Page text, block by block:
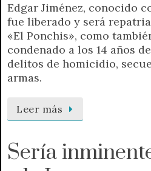
Edgar Jiménez, conocido
fue liberado y será
«El Ponchis», como
condenado a los 14 años
delitos de homicidio,
armas.
Leer más
Sería